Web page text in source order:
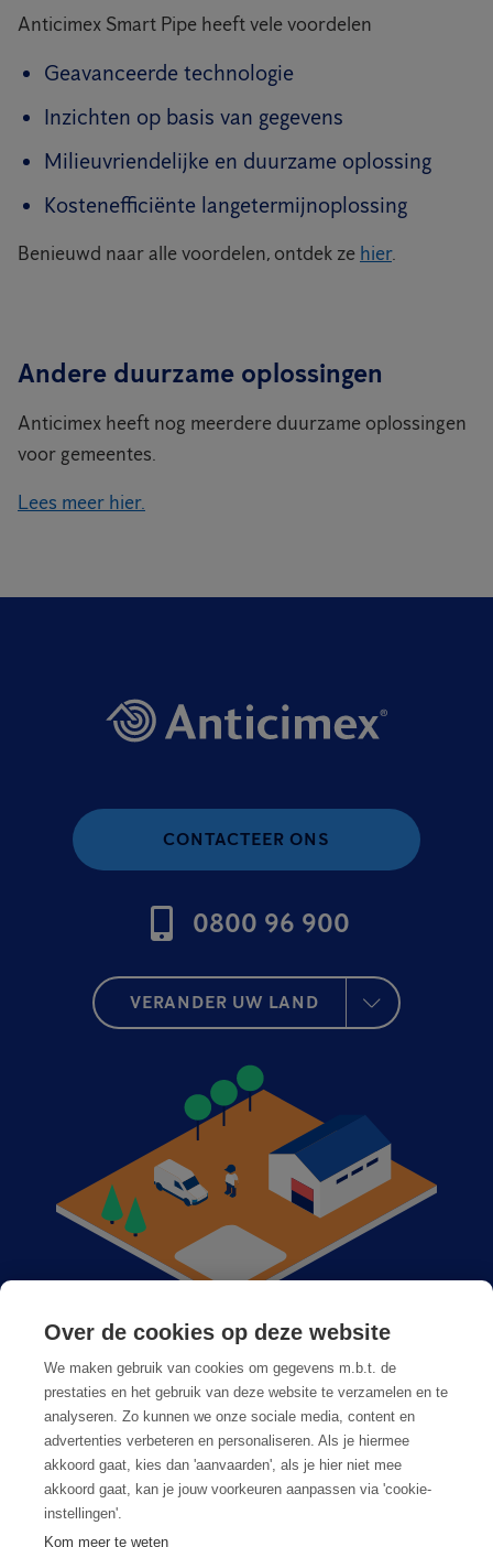
Anticimex Smart Pipe heeft vele voordelen
Geavanceerde technologie
Inzichten op basis van gegevens
Milieuvriendelijke en duurzame oplossing
Kostenefficiënte langetermijnoplossing
Benieuwd naar alle voordelen, ontdek ze hier.
Andere duurzame oplossingen
Anticimex heeft nog meerdere duurzame oplossingen
voor gemeentes.
Lees meer hier.
CONTACTEER ONS
0800 96 900
VERANDER UW LAND
Anticimex bij u in de buurt
Vacatures
Veelgestelde vragen
Over de cookies op deze website
We maken gebruik van cookies om gegevens m.b.t. de
prestaties en het gebruik van deze website te verzamelen en te
analyseren. Zo kunnen we onze sociale media, content en
advertenties verbeteren en personaliseren. Als je hiermee
akkoord gaat, kies dan 'aanvaarden', als je hier niet mee
akkoord gaat, kan je jouw voorkeuren aanpassen via 'cookie-
instellingen'.
Kom meer te weten